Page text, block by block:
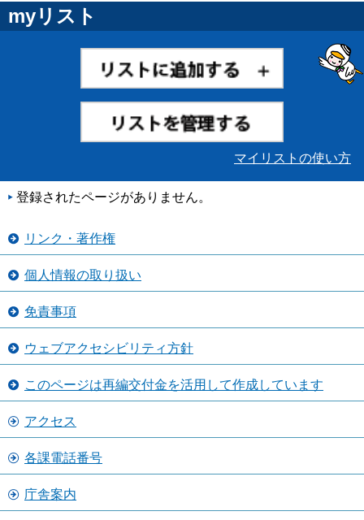
myリスト
マイリストの使い方
登録されたページがありません。
リンク・著作権
個人情報の取り扱い
免責事項
ウェブアクセシビリティ方針
このページは再編交付金を活用して作成しています
アクセス
各課電話番号
庁舎案内